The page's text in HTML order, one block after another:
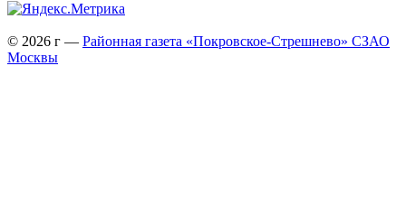
© 2026 г — Районная газета «Покровское-Стрешнево» СЗАО
Москвы